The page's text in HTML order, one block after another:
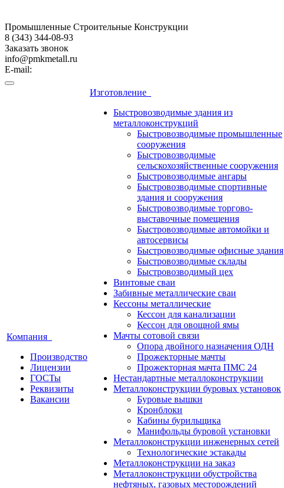
Промышленные Строительные Конструкции
8 (343) 344-08-93
Заказать звонок
info@pmkmetall.ru
E-mail:
Компания
Производство
Лицензии
ГОСТы
Реквизиты
Вакансии
Изготовление
Быстровозводимые здания из
металлоконструкций
Быстровозводимые промышленные
сооружения
Быстровозводимые
сельскохозяйственные сооружения
Быстровозводимые ангары
Быстровозводимые спортивные
здания и сооружения
Быстровозводимые торгово-
выставочные помещения
Быстровозводимые автомойки и
автосервисы
Быстровозводимые офисные здания
Быстровозводимые склады
Быстровозводимый цех
Винтовые сваи
Забивные металлические сваи
Кессоны металлические
Кессон для канализации
Кессон для овощной ямы
Мачты сотовой связи
Опора двойного назначения ОДН
Прожекторные мачты
Прожекторная мачта ПМС 24
Нестандартные металлоконструкции
Металлоконструкции буровых установок
Буровые вышки
Кронблоки
Кабины бурильщика
Манифольды буровой установки
Металлоконструкции инженерных сетей
Технологические эстакады
Металлоконструкции на заказ
Металлоконструкции обустройства
нефтяных, газовых месторождений